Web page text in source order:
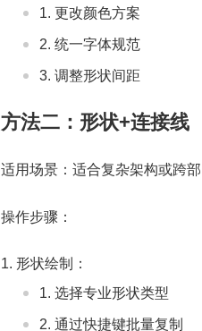
更改颜色方案
统一字体规范
调整形状间距
方法二：形状+连接线
适用场景：适合复杂架构或跨
操作步骤：
形状绘制：
选择专业形状类型
通过快捷键批量复制